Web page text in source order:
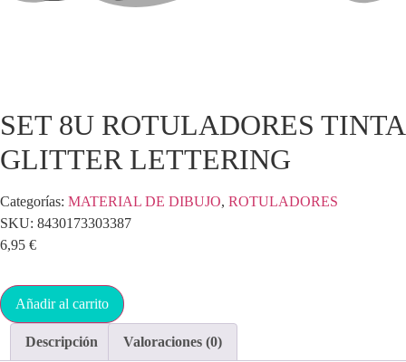
SET 8U ROTULADORES TINTA
GLITTER LETTERING
Categorías: MATERIAL DE DIBUJO, ROTULADORES
SKU: 8430173303387
6,95 €
Añadir al carrito
Descripción Valoraciones (0)